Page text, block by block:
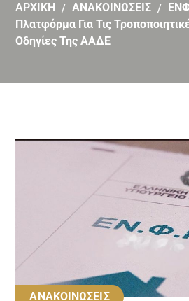
ΑΡΧΙΚΗ ΑΝΑΚΟΙΝΩΣΕΙΣ
Πλατφόρμα Για Τις
Οδηγίες Της ΑΑΔΕ
ΑΝΑΚΟΙΝΩΣΕΙΣ